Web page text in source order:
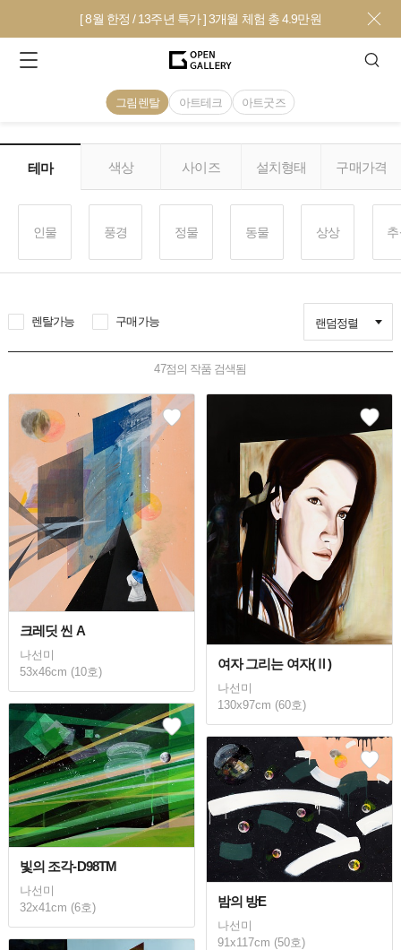
[ 8월 한정 / 13주년 특가 ] 3개월 체험 총 4.9만원
그림렌탈 아트테크 아트굿즈
테마 색상 사이즈 설치형태 구매가격
인물 풍경 정물 동물 상상
렌탈가능 구매가능 랜덤정렬
47점의 작품 검색됨
크레딧 씬 A
나선미
53x46cm (10호)
여자 그리는 여자(Ⅱ)
나선미
130x97cm (60호)
빛의 조각-D98TM
나선미
32x41cm (6호)
밤의 방E
나선미
91x117cm (50호)